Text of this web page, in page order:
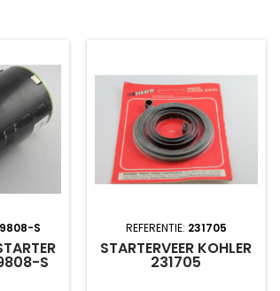
S
S
REFERENTIE: 231705
STARTERVEER KOHLER
231705